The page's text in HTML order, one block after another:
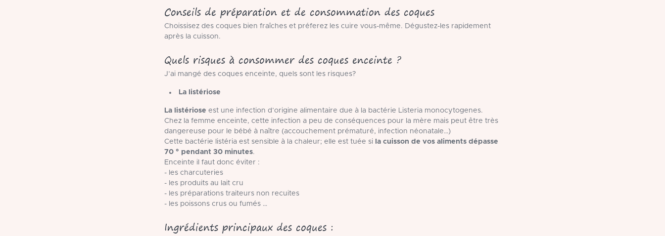
Conseils de préparation et de consommation des coques
Choissisez des coques bien fraîches et préferez les cuire vous-même. Dégustez-les rapidement
après la cuisson.
Quels risques à consommer des coques enceinte ?
J’ai mangé des coques enceinte, quels sont les risques?
La listériose
La listériose est une infection d’origine alimentaire due à la bactérie Listeria monocytogenes.
Chez la femme enceinte, cette infection a peu de conséquences pour la mère mais peut être très
dangereuse pour le bébé à naître (accouchement prématuré, infection néonatale…)
Cette bactérie listéria est sensible à la chaleur; elle est tuée si
la cuisson de vos aliments dépasse
70 ° pendant 30 minutes.
Enceinte il faut donc éviter :
- les charcuteries
- les produits au lait cru
- les préparations traiteurs non recuites
- les poissons crus ou fumés …
Ingrédients principaux des coques :